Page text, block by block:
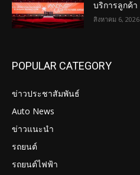
บริการลูกค้า
สิงหาคม 6, 2026
POPULAR CATEGORY
ข่าวประชาสัมพันธ์
Auto News
ข่าวแนะนำ
รถยนต์
รถยนต์ไฟฟ้า